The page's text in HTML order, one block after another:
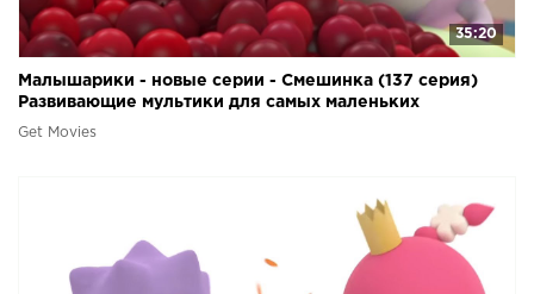
35:20
Малышарики - новые серии - Смешинка (137 серия)
Развивающие мультики для самых маленьких
Get Movies